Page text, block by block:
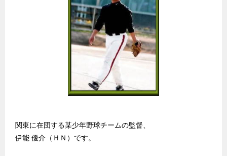
関東に在団する某少年野球チームの監督、
伊能 優介（ＨＮ）です。